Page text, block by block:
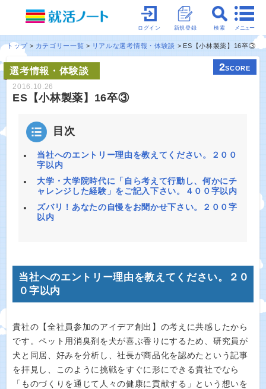
メニュー
検索
新規登録
ログイン
トップ カテゴリー一覧 リアルな選考情報・体験談 ES【小林製薬】16卒③
選考情報・体験談 2SCORE
2016.10.26
ES【小林製薬】16卒③
目次
当社へのエントリー理由を教えてください。２００
字以内
大学・大学院時代に「自ら考えて行動し、何かにチ
ャレンジした経験」をご記入下さい。４００字以内
ズバリ！あなたの自慢をお聞かせ下さい。２００字
以内
当社へのエントリー理由を教えてください。２０
０字以内
貴社の【全社員参加のアイデア創出】の考えに共感したから
です。ペット用消臭剤を犬が喜ぶ香りにするため、研究員が
犬と同居、好みを分析し、社長が商品化を認めたという記事
を拝見し、このように挑戦をすぐに形にできる貴社でなら
「ものづくりを通じて人々の健康に貢献する」という想いを